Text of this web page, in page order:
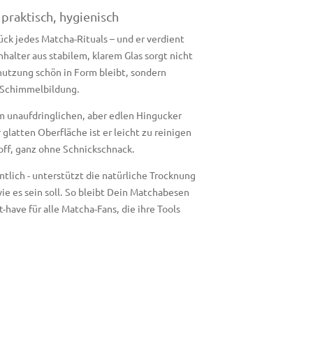
hygienisch
jedes Matcha-Rituals – und er verdient
aus stabilem, klarem Glas sorgt nicht
schön in Form bleibt, sondern
unaufdringlichen, aber edlen Hingucker
glatten Oberfläche ist er leicht zu reinigen
ganz ohne Schnickschnack.
- unterstützt die natürliche Trocknung
es sein soll. So bleibt Dein Matchabesen
für alle Matcha-Fans, die ihre Tools